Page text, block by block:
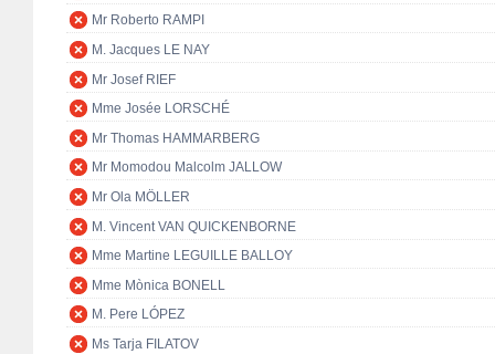
Mr Roberto RAMPI
M. Jacques LE NAY
Mr Josef RIEF
Mme Josée LORSCHÉ
Mr Thomas HAMMARBERG
Mr Momodou Malcolm JALLOW
Mr Ola MÖLLER
M. Vincent VAN QUICKENBORNE
Mme Martine LEGUILLE BALLOY
Mme Mònica BONELL
M. Pere LÓPEZ
Ms Tarja FILATOV